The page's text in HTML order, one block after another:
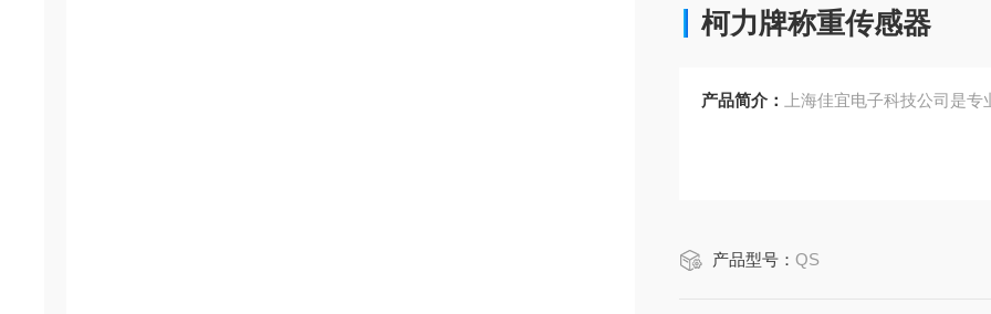
柯力牌称重传感器
产品简介： 上海佳宜电子科技公司是
产品型号：QS